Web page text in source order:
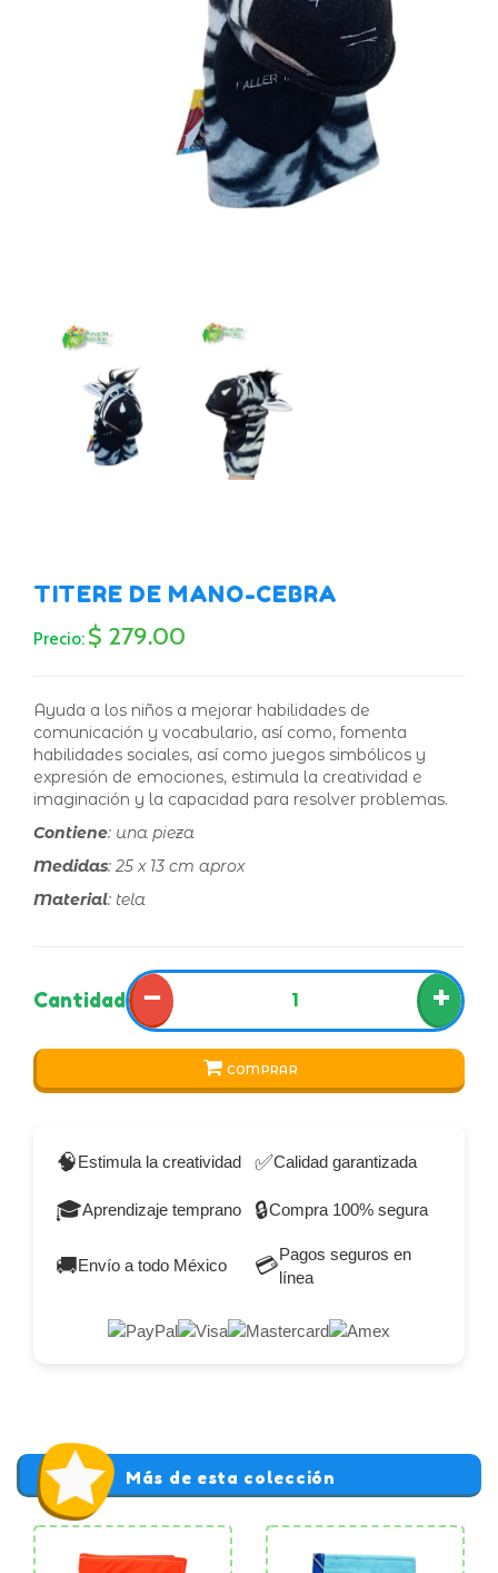
TITERE DE MANO-CEBRA
Precio: $ 279.00
Ayuda a los niños a mejorar habilidades de
comunicación y vocabulario, así como, fomenta
habilidades sociales, así como juegos simbólicos y
expresión de emociones, estimula la creatividad e
imaginación y la capacidad para resolver problemas.
Contiene: una pieza
Medidas: 25 x 13 cm aprox
Material: tela
Cantidad − +
COMPRAR
🧠Estimula la creatividad ✅Calidad garantizada
🎓Aprendizaje temprano 🔒Compra 100% segura
🚚Envío a todo México 💳Pagos seguros en
línea
Más de esta colección